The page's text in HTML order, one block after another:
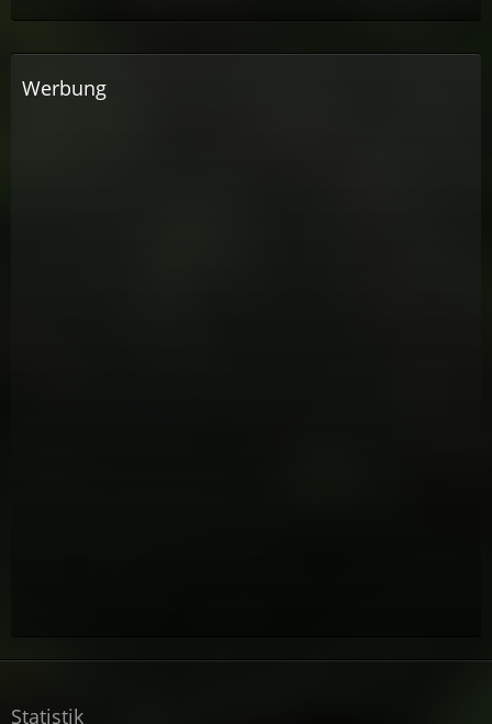
Werbung
Statistik